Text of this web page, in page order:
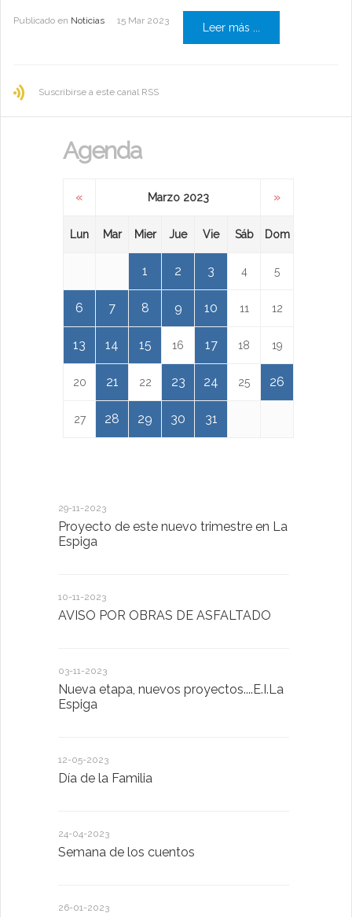
Publicado en Noticias 15 Mar 2023
Leer más ...
Suscribirse a este canal RSS
Agenda
« Marzo 2023 »
Lun Mar Mier Jue Vie Sáb Dom
1 2 3 4 5
6 7 8 9 10 11 12
13 14 15 16 17 18 19
20 21 22 23 24 25 26
27 28 29 30 31
29-11-2023
Proyecto de este nuevo trimestre en La
Espiga
10-11-2023
AVISO POR OBRAS DE ASFALTADO
03-11-2023
Nueva etapa, nuevos proyectos....E.I.La
Espiga
12-05-2023
Día de la Familia
24-04-2023
Semana de los cuentos
26-01-2023